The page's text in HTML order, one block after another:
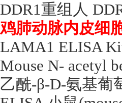
DDR1重组人
鸡肺动脉内皮细
LAMA1 ELISA
Mouse N- acetyl
乙酰-β-D-氨基葡